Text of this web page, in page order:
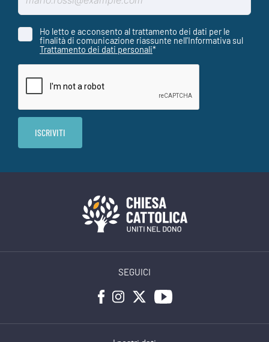
Ho letto e acconsento al trattamento dei dati per le
finalità di comunicazione riassunte nell'Informativa sul
Trattamento dei dati personali*
SEGUICI